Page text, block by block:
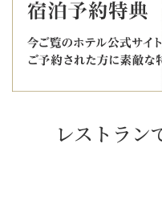
レストラン